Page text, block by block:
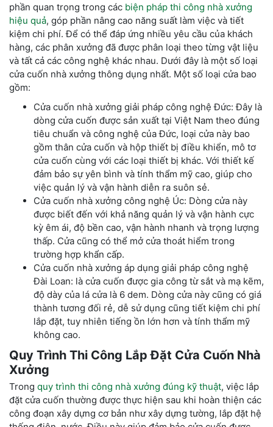
phần quan trọng trong các biện pháp thi công nhà xưởng
hiệu quả, góp phần nâng cao năng suất làm việc và tiết
kiệm chi phí. Để có thể đáp ứng nhiều yêu cầu của khách
hàng, các phân xưởng đã được phân loại theo từng vật liệu
và tất cả các công nghệ khác nhau. Dưới đây là một số loại
cửa cuốn nhà xưởng thông dụng nhất. Một số loại cửa bao
gồm:
Cửa cuốn nhà xưởng giải pháp công nghệ Đức: Đây là
dòng cửa cuốn được sản xuất tại Việt Nam theo đúng
tiêu chuẩn và công nghệ của Đức, loại cửa này bao
gồm thân cửa cuốn và hộp thiết bị điều khiển, mô tơ
cửa cuốn cùng với các loại thiết bị khác. Với thiết kế
đảm bảo sự yên bình và tính thẩm mỹ cao, giúp cho
việc quản lý và vận hành diễn ra suôn sẻ.
Cửa cuốn nhà xưởng công nghệ Úc: Dòng cửa này
được biết đến với khả năng quản lý và vận hành cực
kỳ êm ái, độ bền cao, vận hành nhanh và trọng lượng
thấp. Cửa cũng có thể mở cửa thoát hiểm trong
trường hợp khẩn cấp.
Cửa cuốn nhà xưởng áp dụng giải pháp công nghệ
Đài Loan: là cửa cuốn được gia công từ sắt và mạ kẽm,
độ dày của lá cửa là 6 dem. Dòng cửa này cũng có giá
thành tương đối rẻ, dễ sử dụng cũng tiết kiệm chi phí
lắp đặt, tuy nhiên tiếng ồn lớn hơn và tính thẩm mỹ
không cao.
Quy Trình Thi Công Lắp Đặt Cửa Cuốn Nhà
Xưởng
Trong quy trình thi công nhà xưởng đúng kỹ thuật, việc lắp
đặt cửa cuốn thường được thực hiện sau khi hoàn thiện các
công đoạn xây dựng cơ bản như xây dựng tường, lắp đặt hệ